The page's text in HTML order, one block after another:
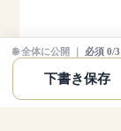
必須 0/
下書き保存